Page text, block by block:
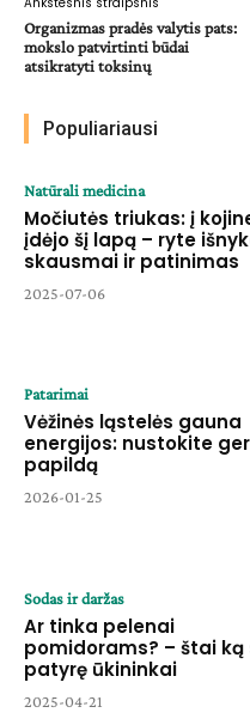
Organizmas pradės valytis pats:
mokslo patvirtinti būdai
atsikratyti toksinų
Populiariausi
Natūrali medicina
Močiutės triukas: į
įdėjo šį lapą – ryte
skausmai ir patinimas
2025-07-06
Patarimai
Vėžinės ląstelės gauna
energijos: nustokite
papildą
2026-01-25
Sodas ir daržas
Ar tinka pelenai
pomidorams? – štai ką
patyrę ūkininkai
2025-04-21